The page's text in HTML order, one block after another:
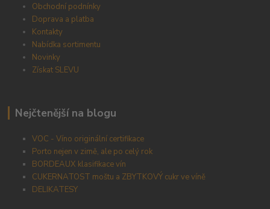
Obchodní podnínky
Doprava a platba
Kontakty
Nabídka sortimentu
Novinky
Získat SLEVU
Nejčtenější na blogu
VOC - Víno originální certifikace
Porto nejen v zimě, ale po celý rok
BORDEAUX klasifikace vín
CUKERNATOST moštu a ZBYTKOVÝ cukr ve víně
DELIKATESY